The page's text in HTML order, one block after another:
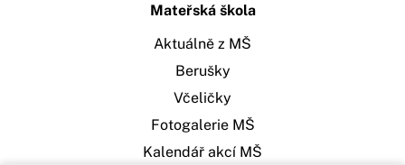
Mateřská škola
Aktuálně z MŠ
Berušky
Včeličky
Fotogalerie MŠ
Kalendář akcí MŠ